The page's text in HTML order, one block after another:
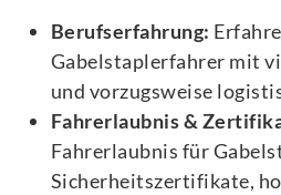
Berufserfahrung:
Gabelstaplerfahrer mit
und vorzugsweise
Fahrerlaubnis &
Fahrerlaubnis für
Sicherheitszertifikate,